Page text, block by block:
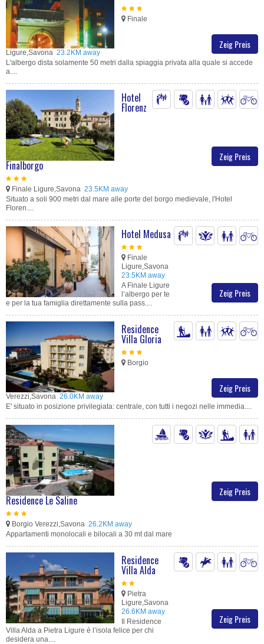
Zeig Preis
Finale
Ligure,Savona 23.2KM away
L'albergo dista solamente 50 metri dalla spiaggia privata alla quale si accede
a....
Zeig Preis
Hotel
Florenz
Finalborgo
Finale Ligure,Savona 23.5KM away
Situato a soli 900 metri dal mare alle porte del borgo medievale, l'Hotel
Floren....
Zeig Preis
Hotel Medusa
Finale
Ligure,Savona
23.5KM away
A Finale Ligure
l’albergo per te
e per la tua famiglia direttamente sulla pass....
Zeig Preis
Residence
Villa Gloria
Borgio
Verezzi,Savona 26.0KM away
E' situato in posizione privilegiata: centrale, con tutti i negozi nelle immedia....
Zeig Preis
Residence Le Saline
Borgio Verezzi,Savona 26.2KM away
Appartamenti monolocali e bilocali a 30 mt dal mare
Zeig Preis
Residence
Villa Alda
Pietra
Ligure,Savona
26.6KM away
Il Residence
Villa Alda a Pietra Ligure è l’isola felice per chi
desidera una....